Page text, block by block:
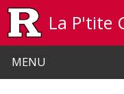
La P'tite
MENU